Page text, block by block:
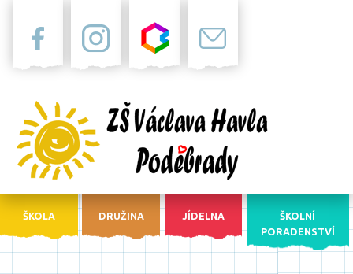
ŠKOLA DRUŽINA JÍDELNA
ŠKOLNÍ
PORADENSTVÍ